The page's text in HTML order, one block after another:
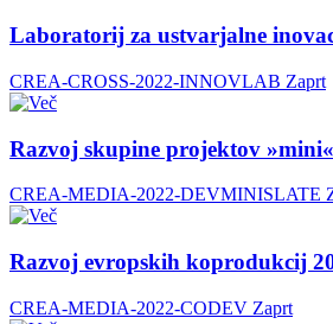
Laboratorij za ustvarjalne
CREA-CROSS-2022-INNOVLAB Zaprt
Razvoj skupine projektov
CREA-MEDIA-2022-DEVMINISLATE
Razvoj evropskih koprodukcij
CREA-MEDIA-2022-CODEV Zaprt